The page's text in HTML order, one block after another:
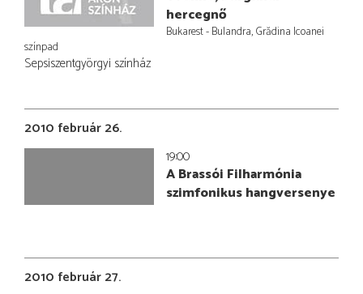
hercegnő
Bukarest - Bulandra, Grădina Icoanei
színpad
Sepsiszentgyörgyi színház
2010 február 26.
19:00
A Brassói Filharmónia
szimfonikus hangversenye
2010 február 27.